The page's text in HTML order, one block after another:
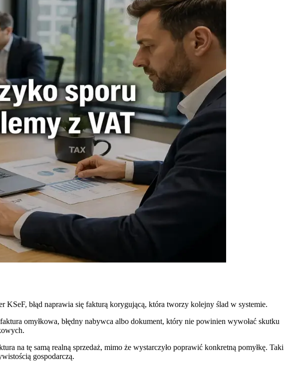
KSeF, błąd naprawia się fakturą korygującą, która tworzy kolejny ślad w systemie.
omyłkowa, błędny nabywca albo dokument, który nie powinien wywołać skutku
na tę samą realną sprzedaż, mimo że wystarczyło poprawić konkretną pomyłkę. Taki
gospodarczą.